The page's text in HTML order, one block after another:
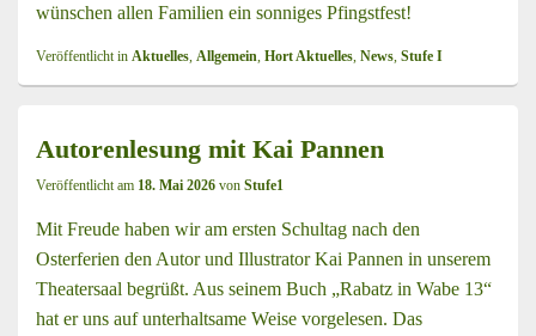
wünschen allen Familien ein sonniges Pfingstfest!
Veröffentlicht in Aktuelles, Allgemein, Hort Aktuelles, News, Stufe I
Autorenlesung mit Kai Pannen
Veröffentlicht am 18. Mai 2026 von Stufe1
Mit Freude haben wir am ersten Schultag nach den
Osterferien den Autor und Illustrator Kai Pannen in unserem
Theatersaal begrüßt. Aus seinem Buch „Rabatz in Wabe 13“
hat er uns auf unterhaltsame Weise vorgelesen. Das